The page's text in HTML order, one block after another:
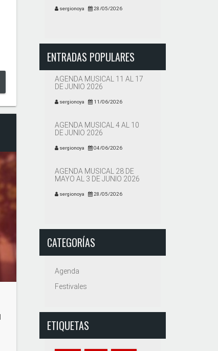
sergionoya 28/05/2026
ENTRADAS POPULARES
AGENDA MUSICAL 11 AL 17
DE JUNIO 2026
sergionoya 11/06/2026
AGENDA MUSICAL 4 AL 10
DE JUNIO 2026
sergionoya 04/06/2026
AGENDA MUSICAL 28 DE
MAYO AL 3 DE JUNIO 2026
sergionoya 28/05/2026
CATEGORÍAS
Agenda
Festivales
ETIQUETAS